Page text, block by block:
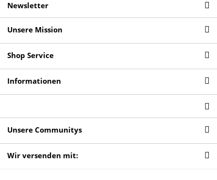
Newsletter
Unsere Mission
Shop Service
Informationen
Unsere Communitys
Wir versenden mit: